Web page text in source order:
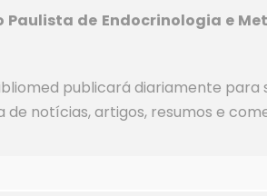
Paulista de Endocrinologia e
publicará diariamente
de notícias, artigos, resumos e